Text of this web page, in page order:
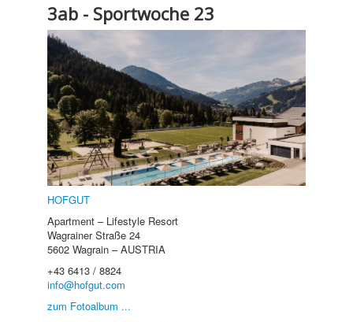
3ab - Sportwoche 23
HOFGUT
Apartment – Lifestyle Resort
Wagrainer Straße 24
5602 Wagrain – AUSTRIA
+43 6413 / 8824
info@hofgut.com
zum Fotoalbum ...